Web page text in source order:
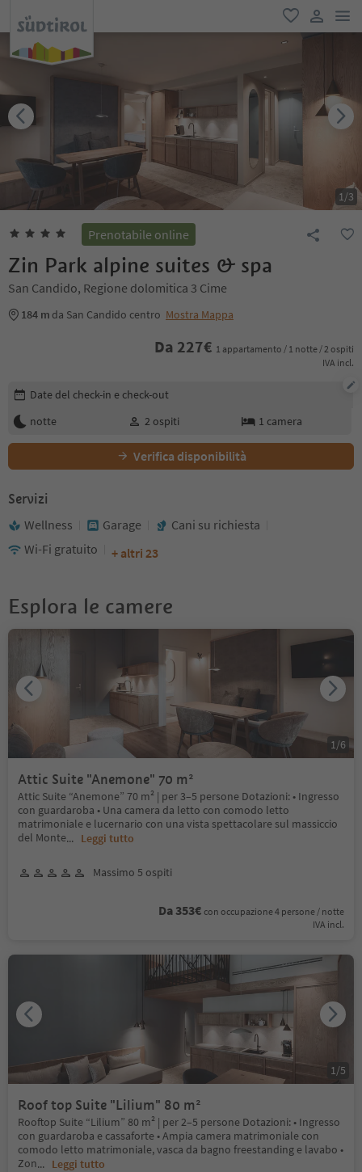
favoriti
user link
1/3
Prenotabile online
Zin Park alpine suites & spa
San Candido, Regione dolomitica 3 Cime
184 m da San Candido centro Mostra Mappa
Da 227€ 1 appartamento / 1 notte / 2 ospiti
IVA incl.
Modifica i dettagli della prenotazione
Date del check-in e check-out
notte
2 ospiti 1 camera
Verifica disponibilità
Servizi
Wellness Garage
Cani su richiesta
Wi-Fi gratuito
+ altri 23
Esplora le camere
Attic Suite "Anemone" 70 m²
Attic Suite “Anemone” 70 m² | per 3–5 persone Dotazioni: • Ingresso
con guardaroba • Una camera da letto con comodo letto
matrimoniale e lucernario con una vista spettacolare sul massiccio
del Monte... Leggi tutto
Massimo 5 ospiti
Da 353€ con occupazione 4 persone / notte
IVA incl.
1/6
Roof top Suite "Lilium" 80 m²
Rooftop Suite “Lilium” 80 m² | per 2–5 persone Dotazioni: • Ingresso
con guardaroba e cassaforte • Ampia camera matrimoniale con
comodo letto matrimoniale, vasca da bagno freestanding e lavabo •
Zon... Leggi tutto
1/5